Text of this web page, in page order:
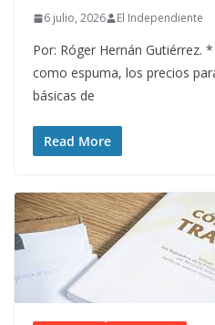
6 julio, 2026 El Independiente
Por: Róger Hernán Gutiérrez.
como espuma, los precios
básicas de
Read More